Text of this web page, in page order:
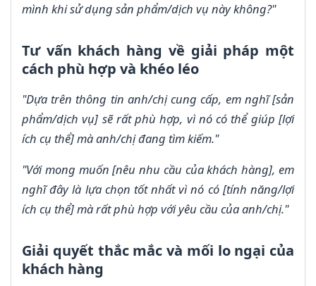
mình khi sử dụng sản phẩm/dịch vụ này không?"
Tư vấn khách hàng về giải pháp một
cách phù hợp và khéo léo
"Dựa trên thông tin anh/chị cung cấp, em nghĩ [sản
phẩm/dịch vụ] sẽ rất phù hợp, vì nó có thể giúp [lợi
ích cụ thể] mà anh/chị đang tìm kiếm."
"Với mong muốn [nêu nhu cầu của khách hàng], em
nghĩ đây là lựa chọn tốt nhất vì nó có [tính năng/lợi
ích cụ thể] mà rất phù hợp với yêu cầu của anh/chị."
Giải quyết thắc mắc và mối lo ngại của
khách hàng